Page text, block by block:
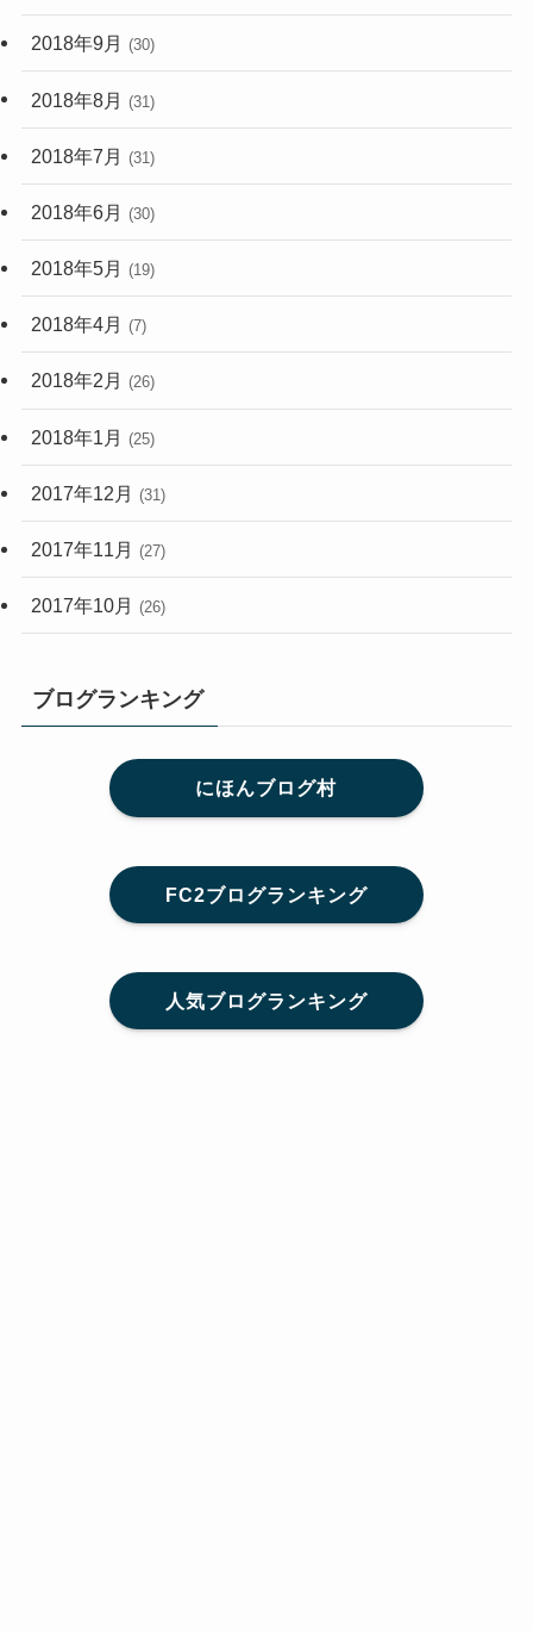
2018年9月 (30)
2018年8月 (31)
2018年7月 (31)
2018年6月 (30)
2018年5月 (19)
2018年4月 (7)
2018年2月 (26)
2018年1月 (25)
2017年12月 (31)
2017年11月 (27)
2017年10月 (26)
ブログランキング
にほんブログ村
FC2ブログランキング
人気ブログランキング